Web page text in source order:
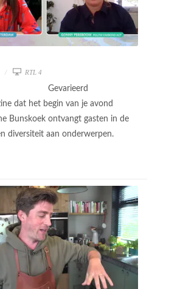
RTL 4
Gevarieerd
dat het begin van je avond
Bunskoek ontvangt gasten in de
diversiteit aan onderwerpen.